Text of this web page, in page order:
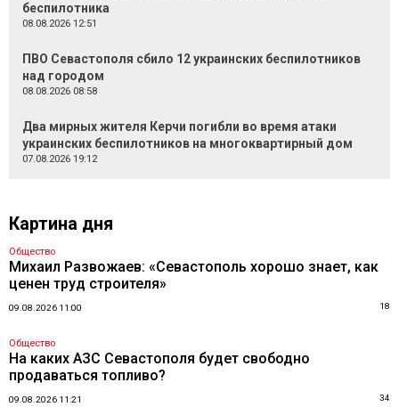
беспилотника
08.08.2026 12:51
ПВО Севастополя сбило 12 украинских беспилотников
над городом
08.08.2026 08:58
Два мирных жителя Керчи погибли во время атаки
украинских беспилотников на многоквартирный дом
07.08.2026 19:12
Картина дня
Общество
Михаил Развожаев: «Севастополь хорошо знает, как
ценен труд строителя»
09.08.2026 11:00 18
Общество
На каких АЗС Севастополя будет свободно
продаваться топливо?
09.08.2026 11:21 34